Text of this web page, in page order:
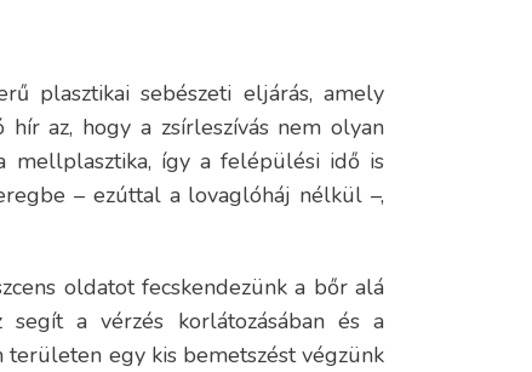
plasztikai sebészeti eljárás, amely
az, hogy a zsírleszívás nem olyan
mellplasztika, így a felépülési idő is
– ezúttal a lovaglóháj nélkül –,
oldatot fecskendezünk a bőr alá
a vérzés korlátozásában és a
területen egy kis bemetszést végzünk